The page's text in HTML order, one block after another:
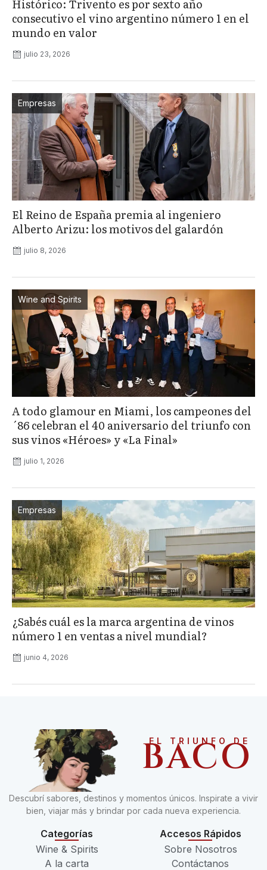
Histórico: Trivento es por sexto año
consecutivo el vino argentino número 1 en el
mundo en valor
julio 23, 2026
Empresas
El Reino de España premia al ingeniero
Alberto Arizu: los motivos del galardón
julio 8, 2026
Wine and Spirits
A todo glamour en Miami, los campeones del
´86 celebran el 40 aniversario del triunfo con
sus vinos «Héroes» y «La Final»
julio 1, 2026
Empresas
¿Sabés cuál es la marca argentina de vinos
número 1 en ventas a nivel mundial?
junio 4, 2026
EL TRIUNFO DE
BACO
Descubrí sabores, destinos y momentos únicos. Inspirate a vivir
bien, viajar más y brindar por cada nueva experiencia.
Categorías
Wine & Spirits
A la carta
Accesos Rápidos
Sobre Nosotros
Contáctanos